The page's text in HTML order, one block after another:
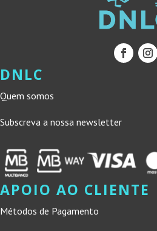
DNLC
Quem somos
Subscreva a nossa newsletter
APOIO AO CLIENTE
Métodos de Pagamento